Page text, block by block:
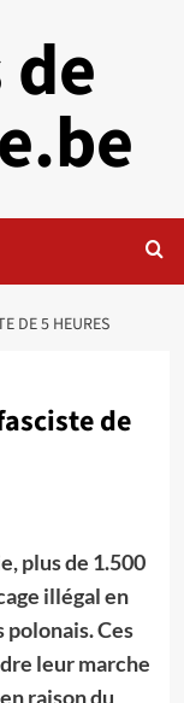
DE 5 HEURES
de
plus de 1.500
illégal en
polonais. Ces
leur marche
raison du